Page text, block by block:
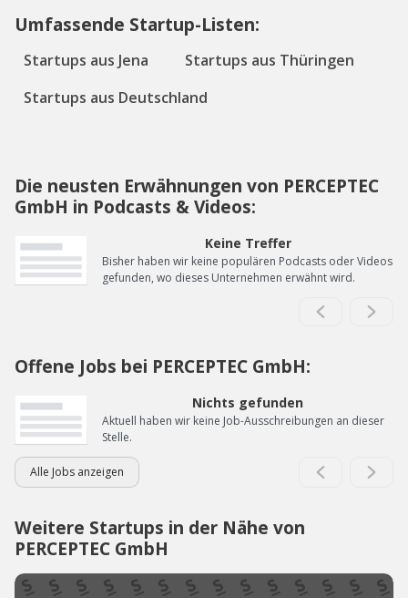
Umfassende Startup-Listen:
Startups aus Jena
Startups aus Thüringen
Startups aus Deutschland
Die neusten Erwähnungen von PERCEPTEC
GmbH in Podcasts & Videos:
Keine Treffer
Bisher haben wir keine populären Podcasts oder Videos
gefunden, wo dieses Unternehmen erwähnt wird.
Offene Jobs bei PERCEPTEC GmbH:
Nichts gefunden
Aktuell haben wir keine Job-Ausschreibungen an dieser
Stelle.
Alle Jobs anzeigen
Weitere Startups in der Nähe von
PERCEPTEC GmbH